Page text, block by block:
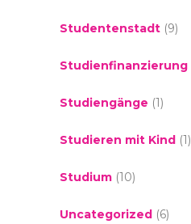
Studentenstadt (9)
Studienfinanzierung
Studiengänge (1)
Studieren mit Kind (1)
Studium (10)
Uncategorized (6)